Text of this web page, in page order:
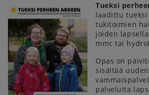
Tueksi
laadittu
tukitoimien
joiden
mmc tai
Opas on
sisältää uuden
palveluita